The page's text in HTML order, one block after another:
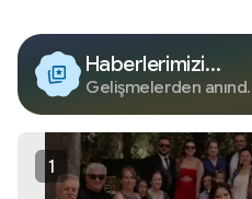
Haberlerimizi
Google'da Takip
Edin
Gelişmelerden
1